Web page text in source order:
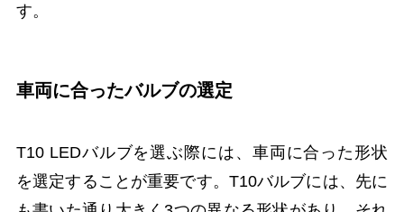
す。
車両に合ったバルブの選定
T10 LEDバルブを選ぶ際には、車両に合った形状
を選定することが重要です。T10バルブには、先に